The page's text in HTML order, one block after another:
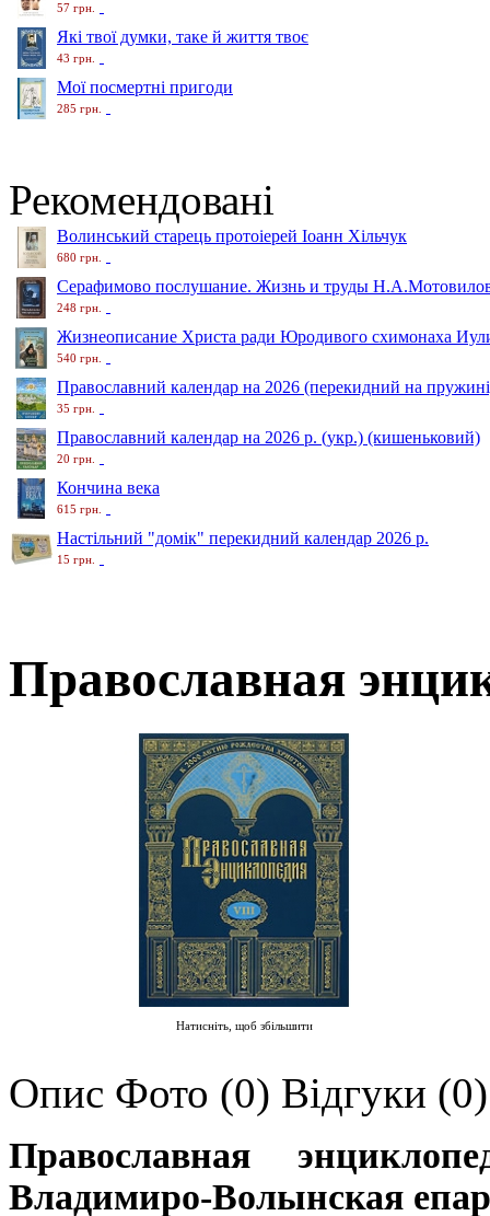
57 грн.
Які твої думки, таке й життя твоє
43 грн.
Мої посмертні пригоди
285 грн.
Рекомендовані
Волинський старець протоіерей Іоанн Хільчук
680 грн.
Серафимово послушание. Жизнь и труды
248 грн.
Жизнеописание Христа ради Юродивого схимонаха
540 грн.
Православний календар на 2026 (перекидний на
35 грн.
Православний календар на 2026 р. (укр.) (кишеньковий)
20 грн.
Кончина века
615 грн.
Настільний "домік" перекидний календар 2026 р.
15 грн.
Православная
Натисніть, щоб збільшити
Опис Фото (0) Відгуки (0)
Православная
Владимиро-Волынская